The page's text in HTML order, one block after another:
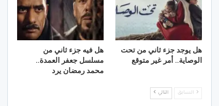
هل يوجد جزء ثاني من تحت
الوصاية.. أمر غير متوقع
هل فيه جزء ثاني من
مسلسل جعفر العمدة..
محمد رمضان يرد
السابق التالي